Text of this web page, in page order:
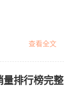
查看全文
量排行榜完整